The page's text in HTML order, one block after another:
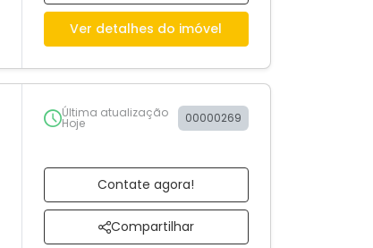
Ver detalhes do imóvel
Última atualização
Hoje 00000269
Contate agora!
Compartilhar